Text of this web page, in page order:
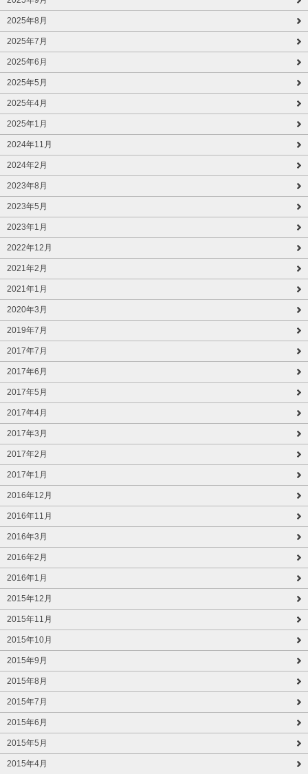
2025年8月
2025年7月
2025年6月
2025年5月
2025年4月
2025年1月
2024年11月
2024年2月
2023年8月
2023年5月
2023年1月
2022年12月
2021年2月
2021年1月
2020年3月
2019年7月
2017年7月
2017年6月
2017年5月
2017年4月
2017年3月
2017年2月
2017年1月
2016年12月
2016年11月
2016年3月
2016年2月
2016年1月
2015年12月
2015年11月
2015年10月
2015年9月
2015年8月
2015年7月
2015年6月
2015年5月
2015年4月